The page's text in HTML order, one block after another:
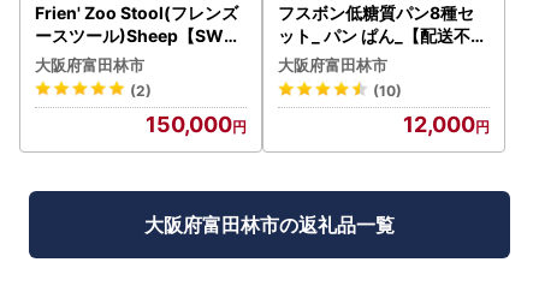
Frien' Zoo Stool(フレンズ
ースツール)Sheep【SWOF
】_雑貨・日用品 椅子・チ
ェア・ソファ 家具・インテ
リア _【1238067】
大阪府富田林市
(2)
150,000
フスボン低糖質パン8種セ
ット_ パン ぱん_【配送不可
地域：離島】【1289869】
大阪府富田林市
(10)
12,000
大阪府富田林市の返礼品一覧